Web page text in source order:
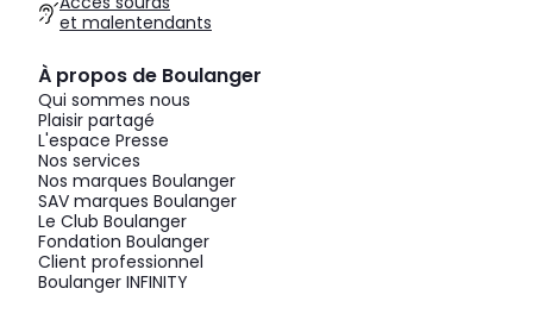
et malentendants
À propos de Boulanger
Qui sommes nous
Plaisir partagé
L'espace Presse
Nos services
Nos marques Boulanger
SAV marques Boulanger
Le Club Boulanger
Fondation Boulanger
Client professionnel
Boulanger INFINITY